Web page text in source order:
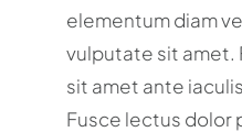
elementum diam
vulputate sit amet.
sit amet ante
Fusce lectus dolor